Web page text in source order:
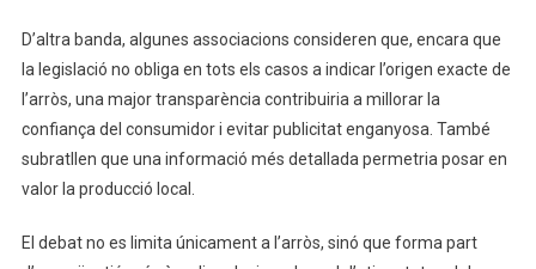
D’altra banda, algunes associacions consideren que, encara que
la legislació no obliga en tots els casos a indicar l’origen exacte de
l’arròs, una major transparència contribuiria a millorar la
confiança del consumidor i evitar publicitat enganyosa. També
subratllen que una informació més detallada permetria posar en
valor la producció local.
El debat no es limita únicament a l’arròs, sinó que forma part